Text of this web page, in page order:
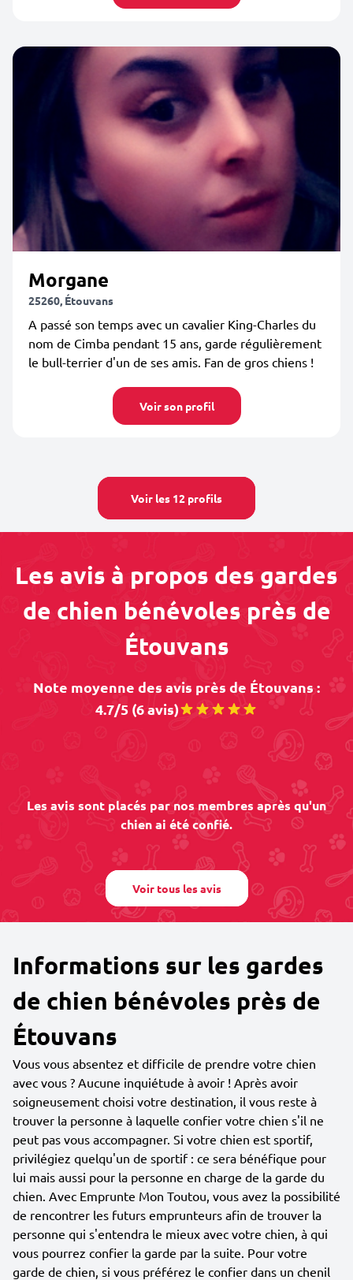
Morgane
25260, Étouvans
A passé son temps avec un cavalier King-Charles du
nom de Cimba pendant 15 ans, garde régulièrement
le bull-terrier d'un de ses amis. Fan de gros chiens !
Voir son profil
Voir les 12 profils
Les avis à propos des gardes
de chien bénévoles près de
Étouvans
Note moyenne des avis près de Étouvans :
4.7/5 (6 avis)
Les avis sont placés par nos membres après qu'un
chien ai été confié.
Voir tous les avis
Informations sur les gardes
de chien bénévoles près de
Étouvans
Vous vous absentez et difficile de prendre votre chien
avec vous ? Aucune inquiétude à avoir ! Après avoir
soigneusement choisi votre destination, il vous reste à
trouver la personne à laquelle confier votre chien s'il ne
peut pas vous accompagner. Si votre chien est sportif,
privilégiez quelqu'un de sportif : ce sera bénéfique pour
lui mais aussi pour la personne en charge de la garde du
chien. Avec Emprunte Mon Toutou, vous avez la possibilité
de rencontrer les futurs emprunteurs afin de trouver la
personne qui s'entendra le mieux avec votre chien, à qui
vous pourrez confier la garde par la suite. Pour votre
garde de chien, si vous préférez le confier dans un chenil